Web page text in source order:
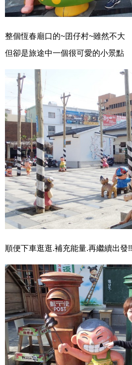
整個恆春廟口的~囝仔村~雖然不大
但卻是旅途中一個很可愛的小景點
順便下車逛逛.補充能量.再繼續出發!!